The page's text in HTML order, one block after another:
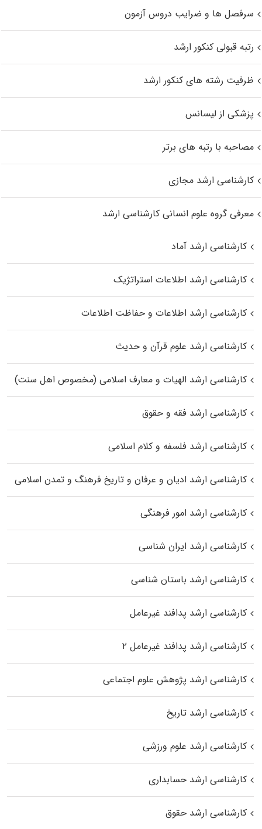
سرفصل ها و ضرایب دروس آزمون
رتبه قبولی کنکور ارشد
ظرفیت رشته های کنکور ارشد
پزشکی از لیسانس
مصاحبه با رتبه های برتر
کارشناسی ارشد مجازی
معرفی گروه علوم انسانی کارشناسی ارشد
کارشناسی ارشد آماد
کارشناسی ارشد اطلاعات استراتژیک
کارشناسی ارشد اطلاعات و حفاظت اطلاعات
کارشناسی ارشد علوم قرآن و حدیث
کارشناسی ارشد الهیات و معارف اسلامی (مخصوص اهل سنت)
کارشناسی ارشد فقه و حقوق
کارشناسی ارشد فلسفه و کلام اسلامی
کارشناسی ارشد ادیان و عرفان و تاریخ فرهنگ و تمدن اسلامی
کارشناسی ارشد امور فرهنگی
کارشناسی ارشد ایران شناسی
کارشناسی ارشد باستان شناسی
کارشناسی ارشد پدافند غیرعامل
کارشناسی ارشد پدافند غیرعامل ۲
کارشناسی ارشد پژوهش علوم اجتماعی
کارشناسی ارشد تاریخ
کارشناسی ارشد علوم ورزشی
کارشناسی ارشد حسابداری
کارشناسی ارشد حقوق